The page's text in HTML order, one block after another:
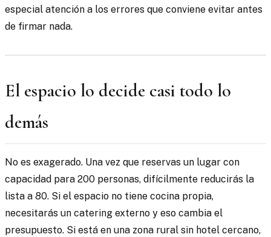
especial atención a los errores que conviene evitar antes
de firmar nada.
El espacio lo decide casi todo lo
demás
No es exagerado. Una vez que reservas un lugar con
capacidad para 200 personas, difícilmente reducirás la
lista a 80. Si el espacio no tiene cocina propia,
necesitarás un catering externo y eso cambia el
presupuesto. Si está en una zona rural sin hotel cercano,